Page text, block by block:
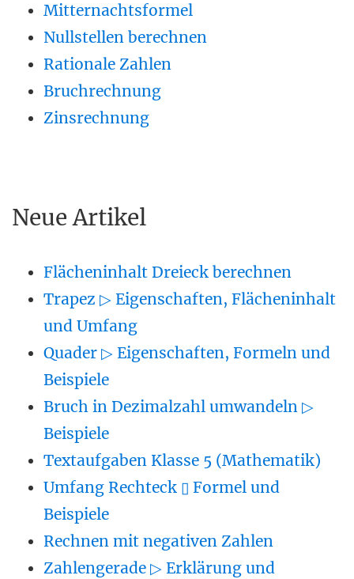
Mitternachtsformel
Nullstellen berechnen
Rationale Zahlen
Bruchrechnung
Zinsrechnung
Neue Artikel
Flächeninhalt Dreieck berechnen
Trapez ▷ Eigenschaften, Flächeninhalt
und Umfang
Quader ▷ Eigenschaften, Formeln und
Beispiele
Bruch in Dezimalzahl umwandeln ▷
Beispiele
Textaufgaben Klasse 5 (Mathematik)
Umfang Rechteck ▯ Formel und
Beispiele
Rechnen mit negativen Zahlen
Zahlengerade ▷ Erklärung und